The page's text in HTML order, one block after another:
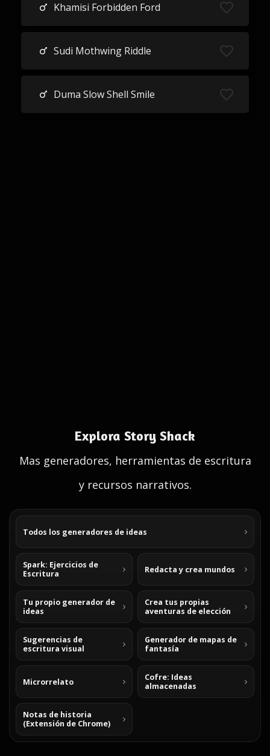
Khamisi Forbidden Ford
Sudi Mothwing Riddle
Duma Slow Shell Smile
Explora Story Shack
Mas generadores, herramientas de escritura
y recursos narrativos.
Todos los generadores de ideas
Spark: Ejercicios de
Escritura
Redacta y crea mundos
Tu propio generador de
ideas
Crea tus propias
aventuras de elección
Sugerencias de
escritura visual
Generador de mapas de
fantasía
Microrrelato
Cofre: Ideas
almacenadas
Notas de historia
(Extensión de Chrome)